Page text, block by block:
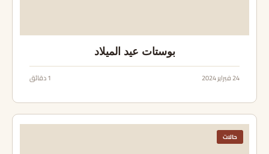
بوستات عيد الميلاد
24 فبراير 2024 1 دقائق
حالات